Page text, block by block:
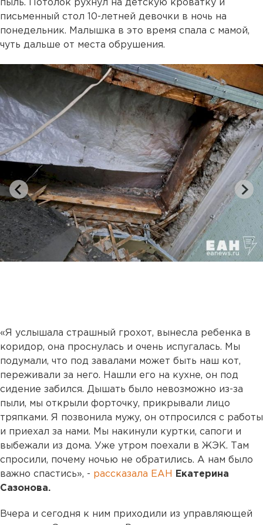
пыль. Потолок рухнул на детскую кроватку и
письменный стол 10-летней девочки в ночь на
понедельник. Малышка в это время спала с мамой,
чуть дальше от места обрушения.
«Я услышала страшный грохот, вынесла ребенка в
коридор, она проснулась и очень испугалась. Мы
подумали, что под завалами может быть наш кот,
переживали за него. Нашли его на кухне, он под
сидение забился. Дышать было невозможно из-за
пыли, мы открыли форточку, прикрывали лицо
тряпками. Я позвонила мужу, он отпросился с работы
и приехал за нами. Мы накинули куртки, сапоги и
выбежали из дома. Уже утром поехали в ЖЭК. Там
спросили, почему ночью не обратились. А нам было
важно спастись», - рассказала ЕАН
Екатерина
Сазонова.
Вчера и сегодня к ним приходили из управляющей